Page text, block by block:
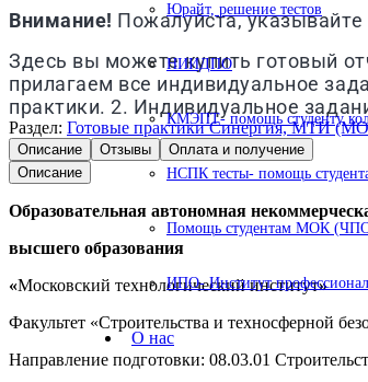
Юрайт, решение тестов
НИИДПО
КМЭПТ- помощь студенту
НСПК тесты- помощь
Помощь студентам МОК
ИПО- Институт
О нас
Внимание! Пожалуйста,
Здесь вы можете купить готовый
прилагаем все индивидуальное
практики. 2. Индивидуальное
Раздел: Готовые практики Синергия, МТИ
Описание Отзывы
Оплата и получение
Описание
Образовательная автономная
высшего образования
«Московский технологический институт»
Факультет «Строительства и техносферной
Направление подготовки: 08.03.01